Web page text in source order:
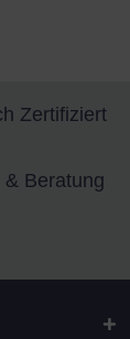
Zertifiziert
& Beratung